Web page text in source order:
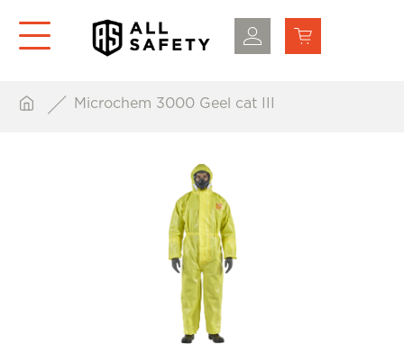
Microchem 3000 Geel cat III